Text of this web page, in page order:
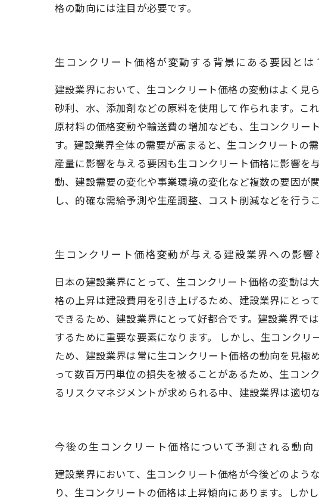
格の動向には注目が必要です。
生コンクリート価格が変動する背景にある要因とは
建設業界において、生コンクリート価格の変動はよく見
砂利、水、添加剤などの原料を使用して作られます。こ
原材料の価格変動や輸送費の増加なども、生コンクリー
す。建設業界全体の需要が高まると、生コンクリートの
産量に影響を与える要因も生コンクリート価格に影響を
動、建設需要の変化や事業環境の変化など複数の要因が
し、的確な需給予測や生産調整、コスト削減などを行う
生コンクリート価格変動が与える建設業界への影響
日本の建設業界にとって、生コンクリート価格の変動は
格の上昇は建設費用を引き上げるため、建設業界にとっ
できるため、建設業界にとって好都合です。建設業界で
するために重要な要素になります。 しかし、生コンク
ため、建設業界は常に生コンクリート価格の動向を見極
って数百万円単位の損失を被ることがあるため、生コン
るリスクマネジメントが求められる中、建設業界は適切
今後の生コンクリート価格について予測される動向
建設業界において、生コンクリート価格が今後どのよう
り、生コンクリートの価格は上昇傾向にあります。しか